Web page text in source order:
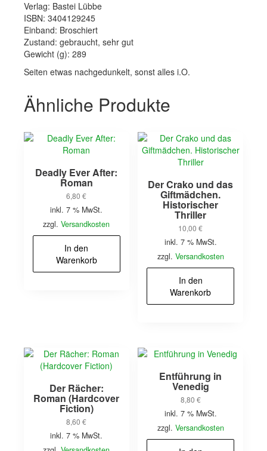
Verlag: Bastei Lübbe
ISBN: 3404129245
Einband: Broschiert
Zustand: gebraucht, sehr gut
Gewicht (g): 289
Seiten etwas nachgedunkelt, sonst alles i.O.
Ähnliche Produkte
Deadly Ever After:
Roman
6,80€
inkl. 7 % MwSt.
zzgl.Versandkosten
In den
Warenkorb
Der Crako und das
Giftmädchen.
Historischer
Thriller
10,00€
inkl. 7 % MwSt.
zzgl. Versandkosten
In den
Warenkorb
Der Rächer:
Roman (Hardcover
Fiction)
8,60€
inkl. 7 % MwSt.
Entführung in
Venedig
8,80 €
inkl. 7 % MwSt.
zzgl. Versandkosten